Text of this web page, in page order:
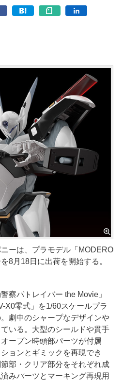
ーは、プラモデル「MODERO
8月18日に出荷を開始する。
察パトレイバー the Movie」
X0零式」を1/60スケールプラ
劇中のシャープなデザインや
いる。大型のシールドや貫手
ープン時頭部パーツが付属
ョンとギミックを再現でき
部・クリア部分をそれぞれ成
みパーツとマーキング再現用